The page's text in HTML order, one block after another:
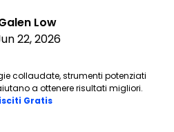
Low
22, 2026
collaudate, strumenti potenziati
a ottenere risultati migliori.
GratisOpens new window